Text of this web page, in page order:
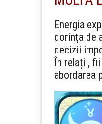
Energia
dorința de
decizii
În relații,
abordarea